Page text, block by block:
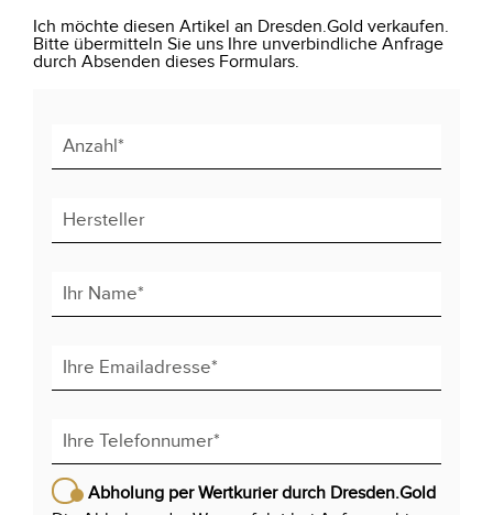
Ich möchte diesen Artikel an Dresden.Gold verkaufen.
Bitte übermitteln Sie uns Ihre unverbindliche Anfrage
durch Absenden dieses Formulars.
Abholung per Wertkurier durch Dresden.Gold